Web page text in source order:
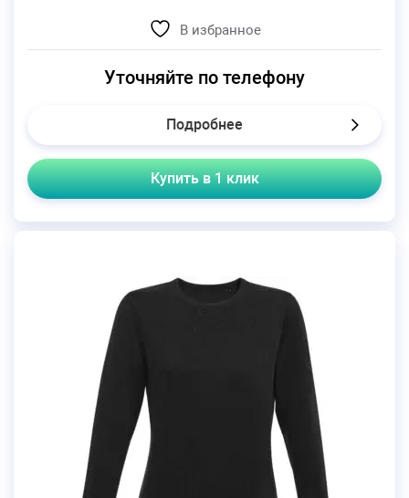
В избранное
Уточняйте по телефону
Подробнее
Купить в 1 клик